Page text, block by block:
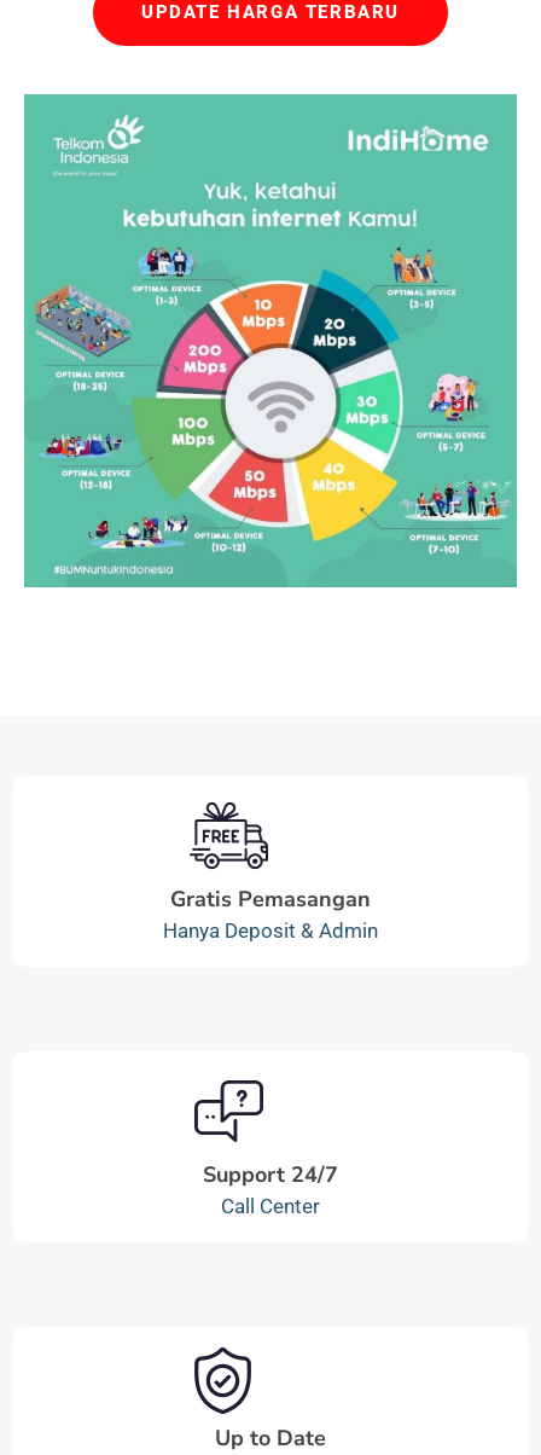
UPDATE HARGA TERBARU
Gratis Pemasangan
Hanya Deposit & Admin
Support 24/7
Call Center
Up to Date